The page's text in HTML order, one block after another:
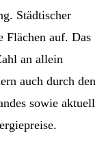
Städtischer
Flächen auf. Das
an allein
auch durch den
sowie aktuell